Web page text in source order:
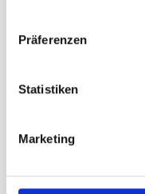
Präferenzen
Statistiken
Marketing
unser Preis ab:
Inkl. 19% Steuern
In den